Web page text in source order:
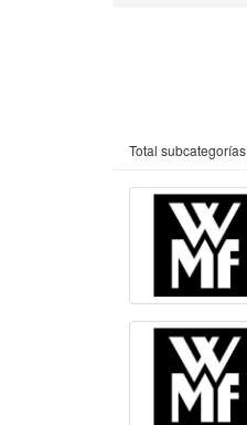
Total subcategorías